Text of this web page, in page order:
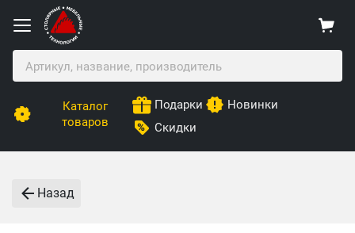
Каталог
товаров
Подарки
Новинки
Скидки
Назад